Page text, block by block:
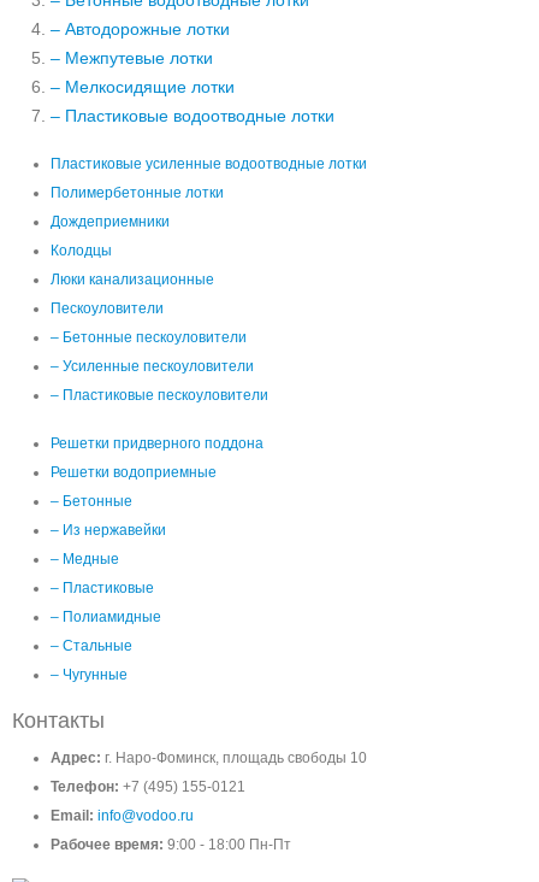
– Автодорожные лотки
– Межпутевые лотки
– Мелкосидящие лотки
– Пластиковые водоотводные лотки
Пластиковые усиленные водоотводные лотки
Полимербетонные лотки
Дождеприемники
Колодцы
Люки канализационные
Пескоуловители
– Бетонные пескоуловители
– Усиленные пескоуловители
– Пластиковые пескоуловители
Решетки придверного поддона
Решетки водоприемные
– Бетонные
– Из нержавейки
– Медные
– Пластиковые
– Полиамидные
– Стальные
– Чугунные
Контакты
Адрес: г. Наро-Фоминск, площадь свободы 10
Телефон: +7 (495) 155-0121
Email: info@vodoo.ru
Рабочее время: 9:00 - 18:00 Пн-Пт